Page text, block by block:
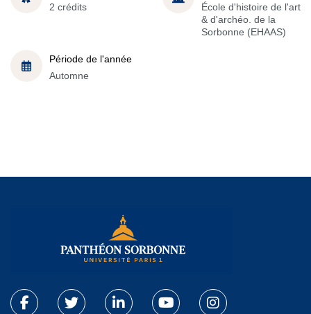
2 crédits
École d'histoire de l'art
& d'archéo. de la
Sorbonne (EHAAS)
Période de l'année
Automne